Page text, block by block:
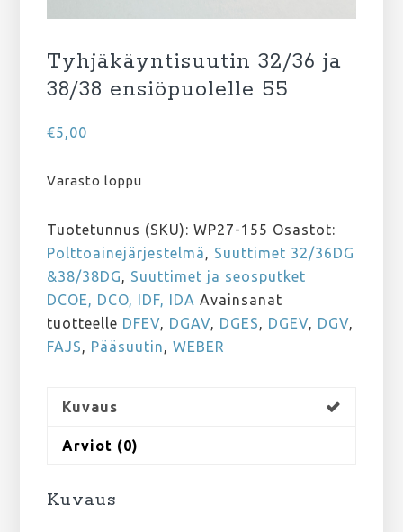
Tyhjäkäyntisuutin 32/36 ja
38/38 ensiöpuolelle 55
€5,00
Varasto loppu
Tuotetunnus (SKU):WP27-155 Osastot:
Polttoainejärjestelmä, Suuttimet 32/36DG
&38/38DG, Suuttimet ja seosputket
DCOE, DCO, IDF, IDA Avainsanat
tuotteelle DFEV, DGAV, DGES, DGEV, DGV,
FAJS, Pääsuutin,WEBER
Kuvaus
Arviot (0)
Kuvaus